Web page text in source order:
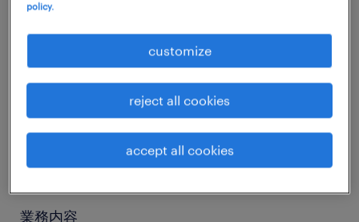
職種
長期（3ヶ月以上）
業務内容
policy.
customize
reject all cookies
accept all cookies